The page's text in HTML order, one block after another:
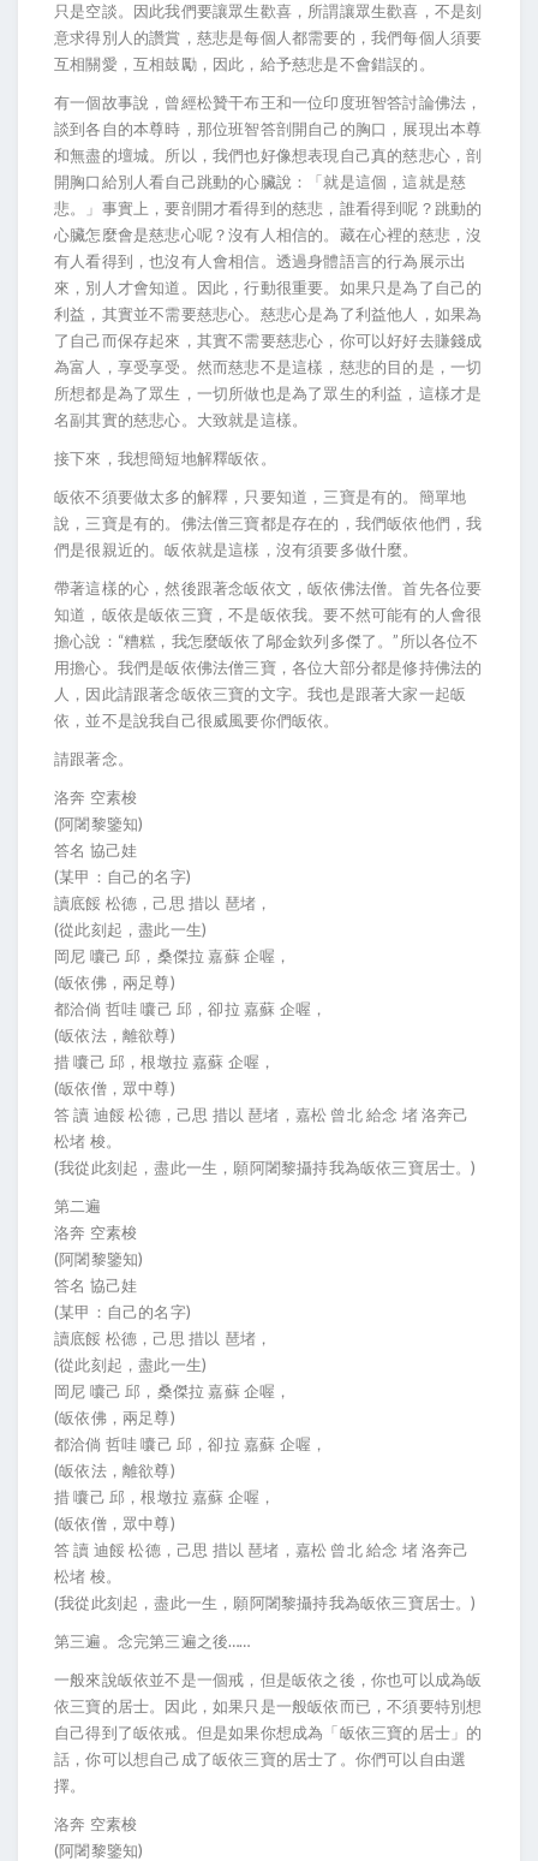
只是空談。因此我們要讓眾生歡喜，所謂讓眾生歡喜，不是刻
意求得別人的讚賞，慈悲是每個人都需要的，我們每個人須要
互相關愛，互相鼓勵，因此，給予慈悲是不會錯誤的。
有一個故事說，曾經松贊干布王和一位印度班智答討論佛法，
談到各自的本尊時，那位班智答剖開自己的胸口，展現出本尊
和無盡的壇城。所以，我們也好像想表現自己真的慈悲心，剖
開胸口給別人看自己跳動的心臟說：「就是這個，這就是慈
悲。」事實上，要剖開才看得到的慈悲，誰看得到呢？跳動的
心臟怎麼會是慈悲心呢？沒有人相信的。藏在心裡的慈悲，沒
有人看得到，也沒有人會相信。透過身體語言的行為展示出
來，別人才會知道。因此，行動很重要。如果只是為了自己的
利益，其實並不需要慈悲心。慈悲心是為了利益他人，如果為
了自己而保存起來，其實不需要慈悲心，你可以好好去賺錢成
為富人，享受享受。然而慈悲不是這樣，慈悲的目的是，一切
所想都是為了眾生，一切所做也是為了眾生的利益，這樣才是
名副其實的慈悲心。大致就是這樣。
接下來，我想簡短地解釋皈依。
皈依不須要做太多的解釋，只要知道，三寶是有的。簡單地
說，三寶是有的。佛法僧三寶都是存在的，我們皈依他們，我
們是很親近的。皈依就是這樣，沒有須要多做什麼。
帶著這樣的心，然後跟著念皈依文，皈依佛法僧。首先各位要
知道，皈依是皈依三寶，不是皈依我。要不然可能有的人會很
擔心說：“糟糕，我怎麼皈依了鄔金欽列多傑了。”所以各位不
用擔心。我們是皈依佛法僧三寶，各位大部分都是修持佛法的
人，因此請跟著念皈依三寶的文字。我也是跟著大家一起皈
依，並不是說我自己很威風要你們皈依。
請跟著念。
洛奔 空素梭
(阿闍黎鑒知)
答名 協己娃
(某甲：自己的名字)
讀底餒 松德，己思 措以 琶堵，
(從此刻起，盡此一生)
岡尼 囔己 邱，桑傑拉 嘉蘇 企喔，
(皈依佛，兩足尊)
都洽倘 哲哇 囔己 邱，卻拉 嘉蘇 企喔，
(皈依法，離欲尊)
措 囔己 邱，根墩拉 嘉蘇 企喔，
(皈依僧，眾中尊)
答 讀 迪餒 松德，己思 措以 琶堵，嘉松 曾北 給念 堵 洛奔己
松堵 梭。
(我從此刻起，盡此一生，願阿闍黎攝持我為皈依三寶居士。)
第二遍
洛奔 空素梭
(阿闍黎鑒知)
答名 協己娃
(某甲：自己的名字)
讀底餒 松德，己思 措以 琶堵，
(從此刻起，盡此一生)
岡尼 囔己 邱，桑傑拉 嘉蘇 企喔，
(皈依佛，兩足尊)
都洽倘 哲哇 囔己 邱，卻拉 嘉蘇 企喔，
(皈依法，離欲尊)
措 囔己 邱，根墩拉 嘉蘇 企喔，
(皈依僧，眾中尊)
答 讀 迪餒 松德，己思 措以 琶堵，嘉松 曾北 給念 堵 洛奔己
松堵 梭。
(我從此刻起，盡此一生，願阿闍黎攝持我為皈依三寶居士。)
第三遍。念完第三遍之後……
一般來說皈依並不是一個戒，但是皈依之後，你也可以成為皈
依三寶的居士。因此，如果只是一般皈依而已，不須要特別想
自己得到了皈依戒。但是如果你想成為「皈依三寶的居士」的
話，你可以想自己成了皈依三寶的居士了。你們可以自由選
擇。
洛奔 空素梭
(阿闍黎鑒知)